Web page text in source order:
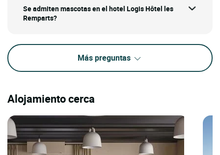
Se admiten mascotas en el hotel Logis Hôtel les
Remparts?
Más preguntas
Alojamiento cerca